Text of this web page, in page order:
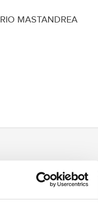
MASTANDREA
DIGITAL